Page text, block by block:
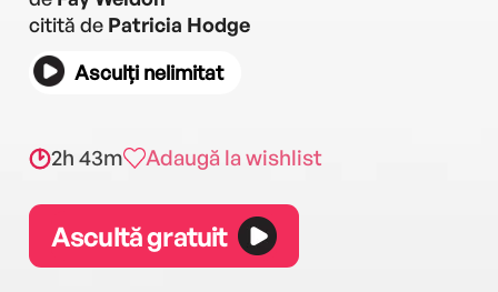
citită de Patricia Hodge
Asculți nelimitat
2h 43m Adaugă la wishlist
Ascultă gratuit